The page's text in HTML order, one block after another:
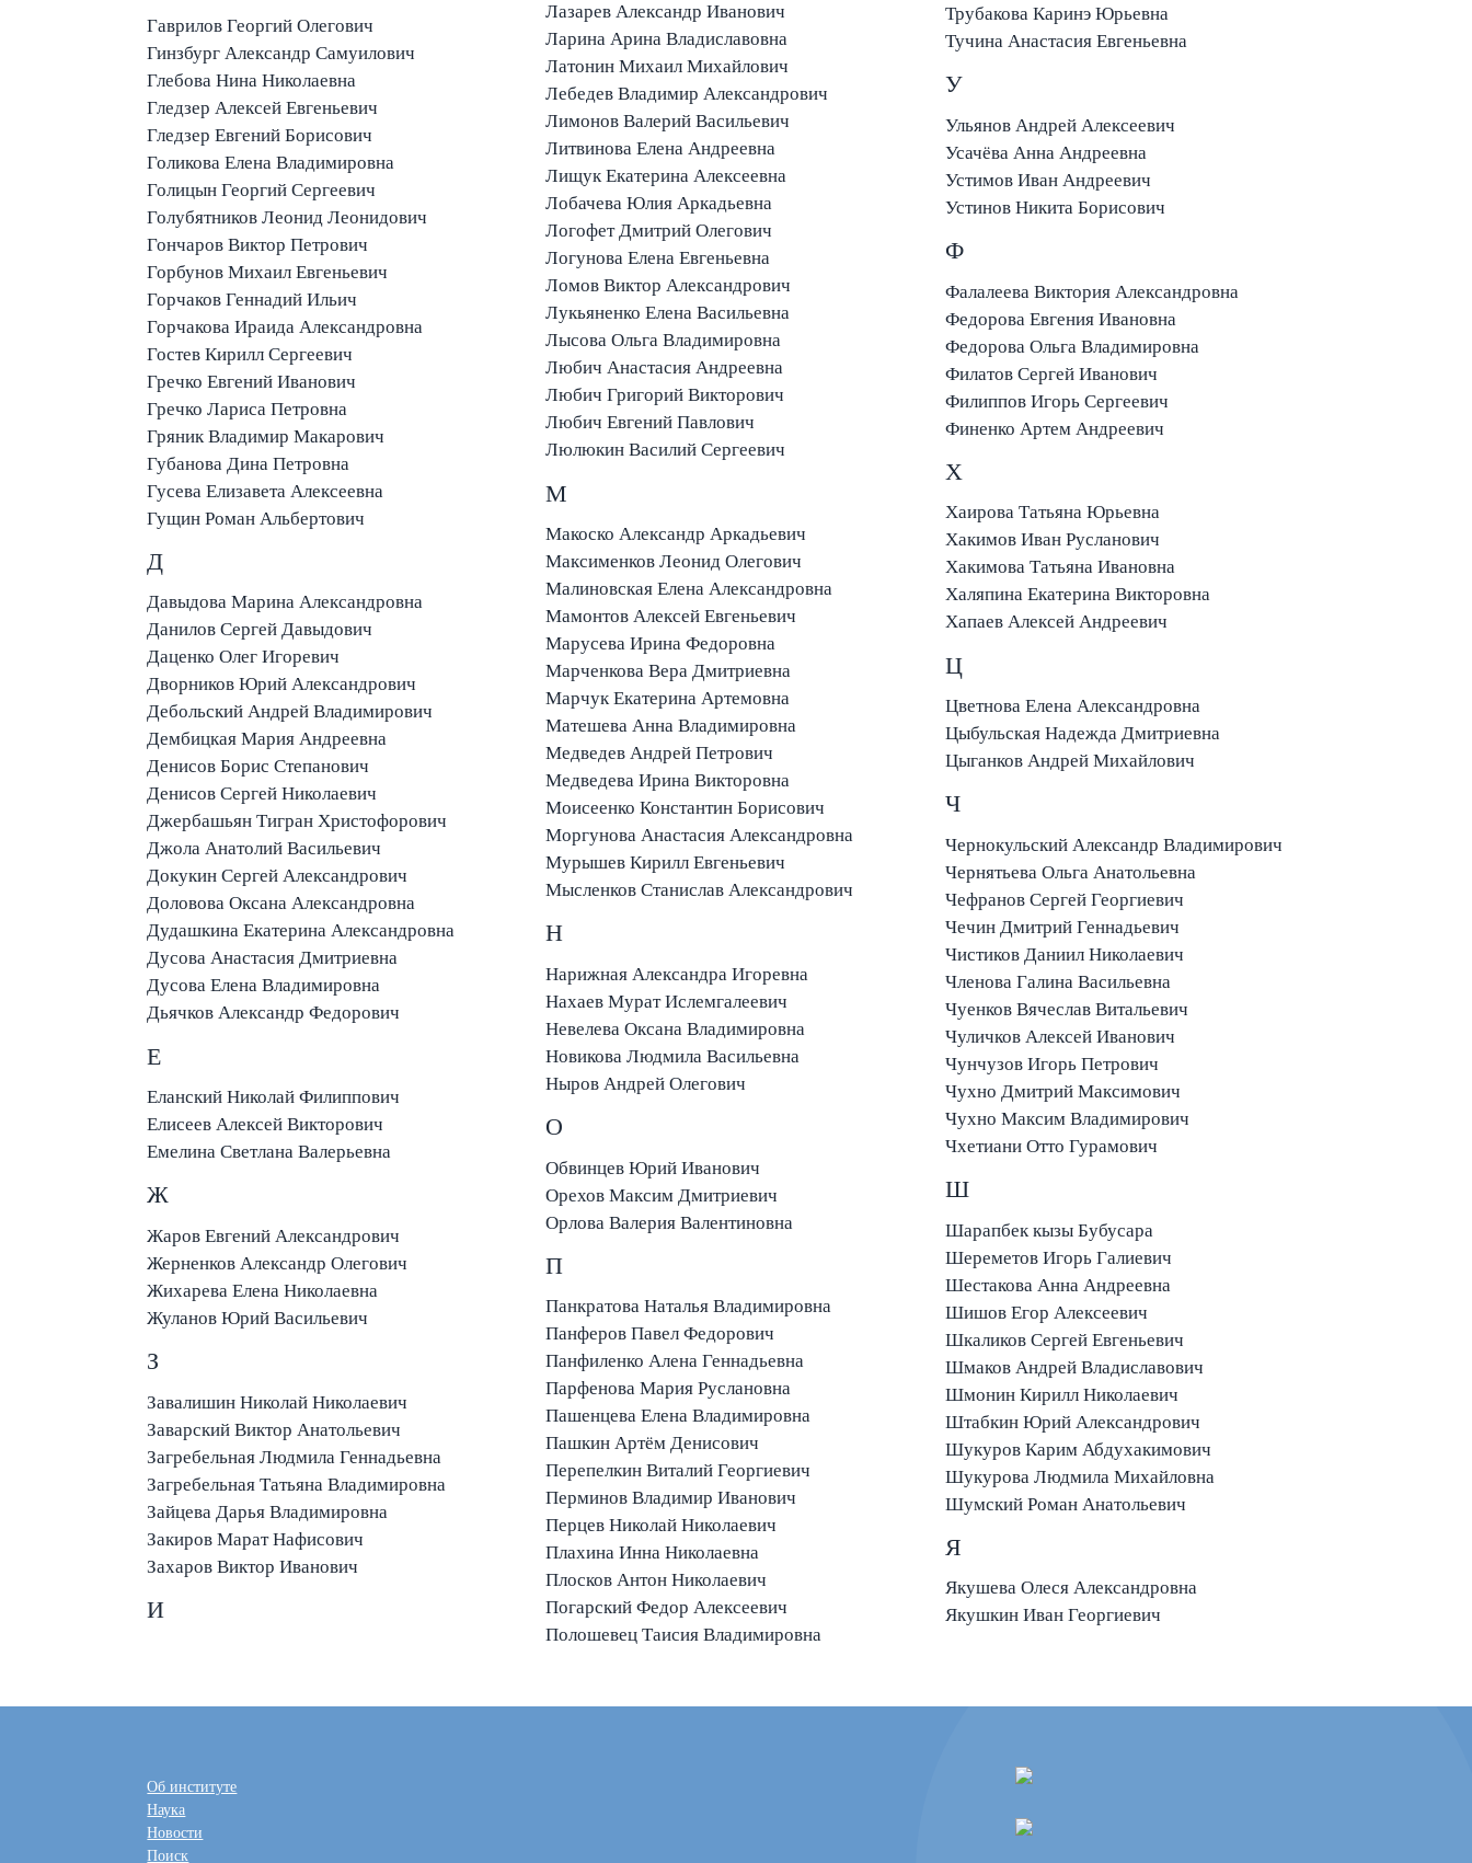
Гаврилов Георгий Олегович
Гинзбург Александр Самуилович
Глебова Нина Николаевна
Гледзер Алексей Евгеньевич
Гледзер Евгений Борисович
Голикова Елена Владимировна
Голицын Георгий Сергеевич
Голубятников Леонид Леонидович
Гончаров Виктор Петрович
Горбунов Михаил Евгеньевич
Горчаков Геннадий Ильич
Горчакова Ираида Александровна
Гостев Кирилл Сергеевич
Гречко Евгений Иванович
Гречко Лариса Петровна
Гряник Владимир Макарович
Губанова Дина Петровна
Гусева Елизавета Алексеевна
Гущин Роман Альбертович
Д
Давыдова Марина Александровна
Данилов Сергей Давыдович
Даценко Олег Игоревич
Дворников Юрий Александрович
Дебольский Андрей Владимирович
Дембицкая Мария Андреевна
Денисов Борис Степанович
Денисов Сергей Николаевич
Джербашьян Тигран Христофорович
Джола Анатолий Васильевич
Докукин Сергей Александрович
Доловова Оксана Александровна
Дудашкина Екатерина Александровна
Дусова Анастасия Дмитриевна
Дусова Елена Владимировна
Дьячков Александр Федорович
Е
Еланский Николай Филиппович
Елисеев Алексей Викторович
Емелина Светлана Валерьевна
Ж
Жаров Евгений Александрович
Жерненков Александр Олегович
Жихарева Елена Николаевна
Жуланов Юрий Васильевич
З
Завалишин Николай Николаевич
Заварский Виктор Анатольевич
Загребельная Людмила Геннадьевна
Загребельная Татьяна Владимировна
Зайцева Дарья Владимировна
Закиров Марат Нафисович
Захаров Виктор Иванович
И
Лазарев Александр Иванович
Ларина Арина Владиславовна
Латонин Михаил Михайлович
Лебедев Владимир Александрович
Лимонов Валерий Васильевич
Литвинова Елена Андреевна
Лищук Екатерина Алексеевна
Лобачева Юлия Аркадьевна
Логофет Дмитрий Олегович
Логунова Елена Евгеньевна
Ломов Виктор Александрович
Лукьяненко Елена Васильевна
Лысова Ольга Владимировна
Любич Анастасия Андреевна
Любич Григорий Викторович
Любич Евгений Павлович
Люлюкин Василий Сергеевич
М
Макоско Александр Аркадьевич
Максименков Леонид Олегович
Малиновская Елена Александровна
Мамонтов Алексей Евгеньевич
Марусева Ирина Федоровна
Марченкова Вера Дмитриевна
Марчук Екатерина Артемовна
Матешева Анна Владимировна
Медведев Андрей Петрович
Медведева Ирина Викторовна
Моисеенко Константин Борисович
Моргунова Анастасия Александровна
Мурышев Кирилл Евгеньевич
Мысленков Станислав Александрович
Н
Нарижная Александра Игоревна
Нахаев Мурат Ислемгалеевич
Невелева Оксана Владимировна
Новикова Людмила Васильевна
Ныров Андрей Олегович
О
Обвинцев Юрий Иванович
Орехов Максим Дмитриевич
Орлова Валерия Валентиновна
П
Панкратова Наталья Владимировна
Панферов Павел Федорович
Панфиленко Алена Геннадьевна
Парфенова Мария Руслановна
Пашенцева Елена Владимировна
Пашкин Артём Денисович
Перепелкин Виталий Георгиевич
Перминов Владимир Иванович
Перцев Николай Николаевич
Плахина Инна Николаевна
Плосков Антон Николаевич
Погарский Федор Алексеевич
Полошевец Таисия Владимировна
Трубакова Каринэ Юрьевна
Тучина Анастасия Евгеньевна
У
Ульянов Андрей Алексеевич
Усачёва Анна Андреевна
Устимов Иван Андреевич
Устинов Никита Борисович
Ф
Фалалеева Виктория Александровна
Федорова Евгения Ивановна
Федорова Ольга Владимировна
Филатов Сергей Иванович
Филиппов Игорь Сергеевич
Финенко Артем Андреевич
Х
Хаирова Татьяна Юрьевна
Хакимов Иван Русланович
Хакимова Татьяна Ивановна
Халяпина Екатерина Викторовна
Хапаев Алексей Андреевич
Ц
Цветнова Елена Александровна
Цыбульская Надежда Дмитриевна
Цыганков Андрей Михайлович
Ч
Чернокульский Александр Владимирович
Чернятьева Ольга Анатольевна
Чефранов Сергей Георгиевич
Чечин Дмитрий Геннадьевич
Чистиков Даниил Николаевич
Членова Галина Васильевна
Чуенков Вячеслав Витальевич
Чуличков Алексей Иванович
Чунчузов Игорь Петрович
Чухно Дмитрий Максимович
Чухно Максим Владимирович
Чхетиани Отто Гурамович
Ш
Шарапбек кызы Бубусара
Шереметов Игорь Галиевич
Шестакова Анна Андреевна
Шишов Егор Алексеевич
Шкаликов Сергей Евгеньевич
Шмаков Андрей Владиславович
Шмонин Кирилл Николаевич
Штабкин Юрий Александрович
Шукуров Карим Абдухакимович
Шукурова Людмила Михайловна
Шумский Роман Анатольевич
Я
Якушева Олеся Александровна
Якушкин Иван Георгиевич
Об институте
Наука
Новости
Поиск